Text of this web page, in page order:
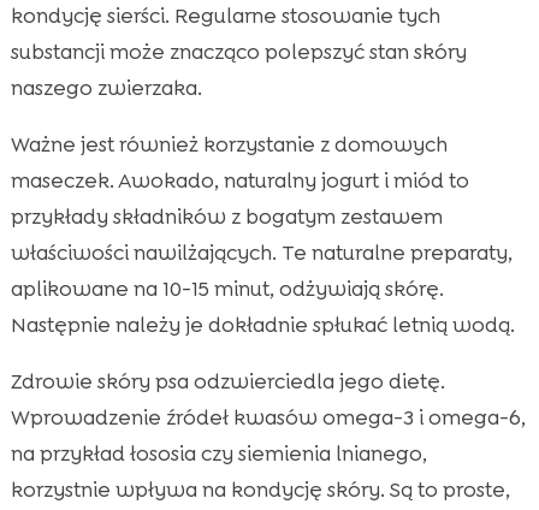
kondycję sierści. Regularne stosowanie tych
substancji może znacząco polepszyć stan skóry
naszego zwierzaka.
Ważne jest również korzystanie z domowych
maseczek. Awokado, naturalny jogurt i miód to
przykłady składników z bogatym zestawem
właściwości nawilżających. Te naturalne preparaty,
aplikowane na 10-15 minut, odżywiają skórę.
Następnie należy je dokładnie spłukać letnią wodą.
Zdrowie skóry psa odzwierciedla jego dietę.
Wprowadzenie źródeł kwasów omega-3 i omega-6,
na przykład łososia czy siemienia lnianego,
korzystnie wpływa na kondycję skóry. Są to proste,